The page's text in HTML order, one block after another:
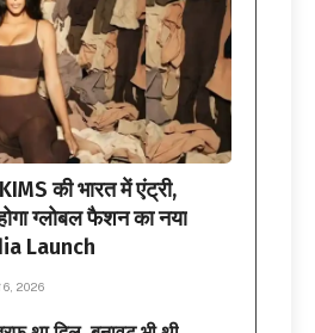
की भारत में एंट्री,
ग्लोबल फैशन का नया
Launch
6, 2026